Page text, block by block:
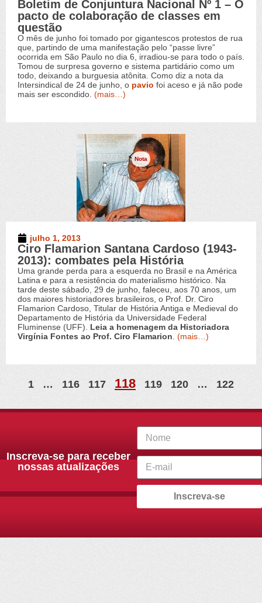
Boletim de Conjuntura Nacional Nº 1 – O
pacto de colaboração de classes em
questão
O mês de junho foi tomado por gigantescos protestos de rua
que, partindo de uma manifestação pelo “passe livre”
ocorrida em São Paulo no dia 6, irradiou-se para todo o país.
Tomou de surpresa governo e sistema partidário como um
todo, deixando a burguesia atônita. Como diz a nota da
Intersindical de 24 de junho, o pavio foi aceso e já não pode
mais ser escondido. (mais…)
Nota
julho 1, 2013
Ciro Flamarion Santana Cardoso (1943-
2013): combates pela História
Uma grande perda para a esquerda no Brasil e na América
Latina e para a resistência do materialismo histórico. Na
tarde deste sábado, 29 de junho, faleceu, aos 70 anos, um
dos maiores historiadores brasileiros, o Prof. Dr. Ciro
Flamarion Cardoso, Titular de História Antiga e Medieval do
Departamento de História da Universidade Federal
Fluminense (UFF). Leia a homenagem da Historiadora
Virgínia Fontes ao Prof. Ciro Flamarion. (mais…)
1 … 116 117 118 119 120 … 122
Inscreva-se para receber
nossas atualizações
Inscreva-se